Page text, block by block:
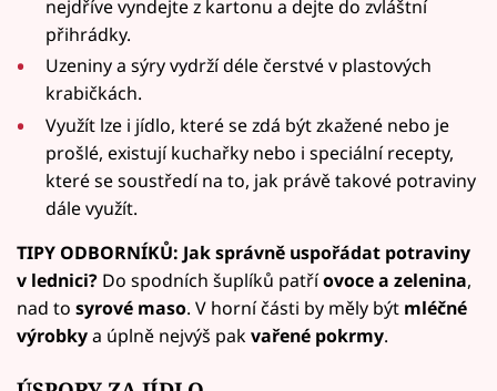
nejdříve vyndejte z kartonu a dejte do zvláštní
přihrádky.
Uzeniny a sýry vydrží déle čerstvé v plastových
krabičkách.
Využít lze i jídlo, které se zdá být zkažené nebo je
prošlé, existují kuchařky nebo i speciální recepty,
které se soustředí na to, jak právě takové potraviny
dále využít.
TIPY ODBORNÍKŮ: Jak správně uspořádat potraviny
v lednici? Do spodních šuplíků patříovoce a zelenina,
nad to syrové maso. V horní části by měly být mléčné
výrobkya úplně nejvýš pak vařené pokrmy.